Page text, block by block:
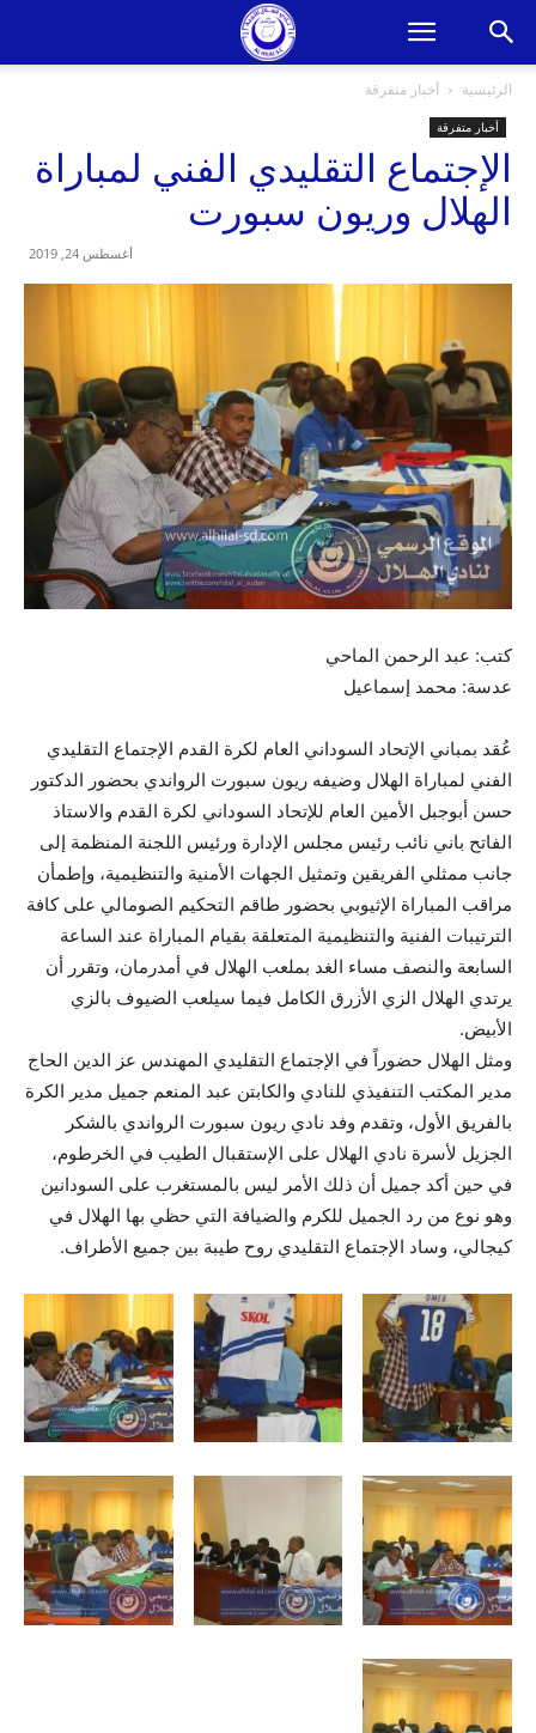
الرئيسية أخبار متفرقة
أخبار متفرقة
الإجتماع التقليدي الفني لمباراة
الهلال وريون سبورت
أغسطس 24, 2019
كتب: عبد الرحمن الماحي
عدسة: محمد إسماعيل
عُقد بمباني الإتحاد السوداني العام لكرة القدم الإجتماع التقليدي
الفني لمباراة الهلال وضيفه ريون سبورت الرواندي بحضور الدكتور
حسن أبوجبل الأمين العام للإتحاد السوداني لكرة القدم والاستاذ
الفاتح باني نائب رئيس مجلس الإدارة ورئيس اللجنة المنظمة إلى
جانب ممثلي الفريقين وتمثيل الجهات الأمنية والتنظيمية، وإطمأن
مراقب المباراة الإثيوبي بحضور طاقم التحكيم الصومالي على كافة
الترتيبات الفنية والتنظيمية المتعلقة بقيام المباراة عند الساعة
السابعة والنصف مساء الغد بملعب الهلال في أمدرمان، وتقرر أن
يرتدي الهلال الزي الأزرق الكامل فيما سيلعب الضيوف بالزي
الأبيض.
ومثل الهلال حضوراً في الإجتماع التقليدي المهندس عز الدين الحاج
مدير المكتب التنفيذي للنادي والكابتن عبد المنعم جميل مدير الكرة
بالفريق الأول، وتقدم وفد نادي ريون سبورت الرواندي بالشكر
الجزيل لأسرة نادي الهلال على الإستقبال الطيب في الخرطوم،
في حين أكد جميل أن ذلك الأمر ليس بالمستغرب على السودانين
وهو نوع من رد الجميل للكرم والضيافة التي حظي بها الهلال في
كيجالي، وساد الإجتماع التقليدي روح طيبة بين جميع الأطراف.